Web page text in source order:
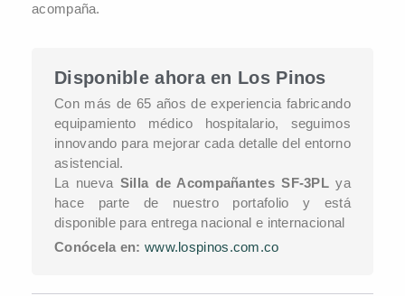
acompaña.
Disponible ahora en Los Pinos
Con más de 65 años de experiencia fabricando
equipamiento médico hospitalario, seguimos
innovando para mejorar cada detalle del entorno
asistencial.
La nueva Silla de Acompañantes SF-3PL ya
hace parte de nuestro portafolio y está
disponible para entrega nacional e internacional
Conócela en: www.lospinos.com.co